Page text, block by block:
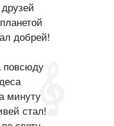
добрей!
повсюду
минуту
стал!